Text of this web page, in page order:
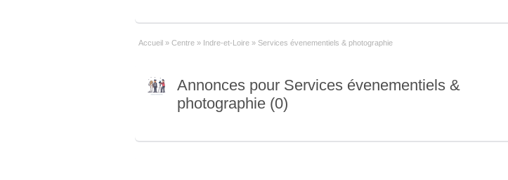
Accueil » Centre » Indre-et-Loire » Services évenementiels & photographie
Annonces pour Services évenementiels &
photographie (0)